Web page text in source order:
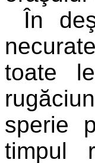
În
toate
sperie
timpul